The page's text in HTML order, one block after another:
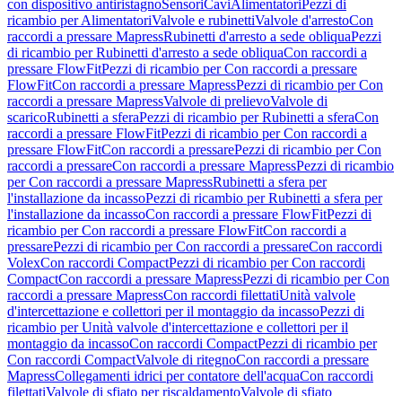
con dispositivo antiristagnoSensoriCaviAlimentatori Pezzi di
ricambio per AlimentatoriValvole e rubinettiValvole d'arrestoCon
raccordi a pressare MapressRubinetti d'arresto a sede obliquaPezzi
di ricambio per Rubinetti d'arresto a sede obliquaCon raccordi a
pressare FlowFitPezzi di ricambio per Con raccordi a pressare
FlowFitCon raccordi a pressare MapressPezzi di ricambio per Con
raccordi a pressare MapressValvole di prelievoValvole di
scaricoRubinetti a sferaPezzi di ricambio per Rubinetti a sferaCon
raccordi a pressare FlowFitPezzi di ricambio per Con raccordi a
pressare FlowFitCon raccordi a pressarePezzi di ricambio per Con
raccordi a pressareCon raccordi a pressare MapressPezzi di ricambio
per Con raccordi a pressare MapressRubinetti a sfera per
l'installazione da incassoPezzi di ricambio per Rubinetti a sfera per
l'installazione da incassoCon raccordi a pressare FlowFitPezzi di
ricambio per Con raccordi a pressare FlowFitCon raccordi a
pressarePezzi di ricambio per Con raccordi a pressareCon raccordi
VolexCon raccordi CompactPezzi di ricambio per Con raccordi
CompactCon raccordi a pressare MapressPezzi di ricambio per Con
raccordi a pressare MapressCon raccordi filettatiUnità valvole
d'intercettazione e collettori per il montaggio da incassoPezzi di
ricambio per Unità valvole d'intercettazione e collettori per il
montaggio da incassoCon raccordi CompactPezzi di ricambio per
Con raccordi CompactValvole di ritegnoCon raccordi a pressare
MapressCollegamenti idrici per contatore dell'acquaCon raccordi
filettatiValvole di sfiato per riscaldamentoValvole di sfiato